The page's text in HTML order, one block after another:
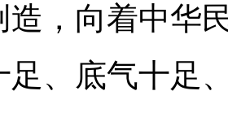
造，向着中华
足、底气十足